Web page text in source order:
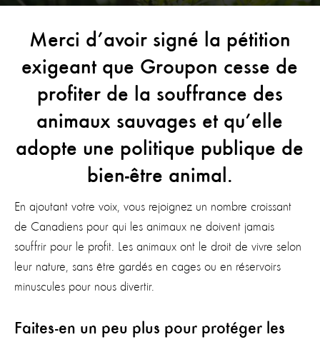
Merci d’avoir signé la pétition
exigeant que Groupon cesse de
profiter de la souffrance des
animaux sauvages et qu’elle
adopte une politique publique de
bien-être animal.
En ajoutant votre voix, vous rejoignez un nombre croissant
de Canadiens pour qui les animaux ne doivent jamais
souffrir pour le profit. Les animaux ont le droit de vivre selon
leur nature, sans être gardés en cages ou en réservoirs
minuscules pour nous divertir.
Faites-en un peu plus pour protéger les